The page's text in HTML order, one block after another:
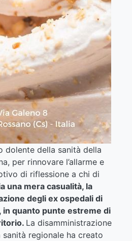
dolente della sanità della
per rinnovare l’allarme e
di riflessione a chi di
una mera casualità, la
degli ex ospedali di
in quanto punte estreme di
La disamministrazione
regionale ha creato